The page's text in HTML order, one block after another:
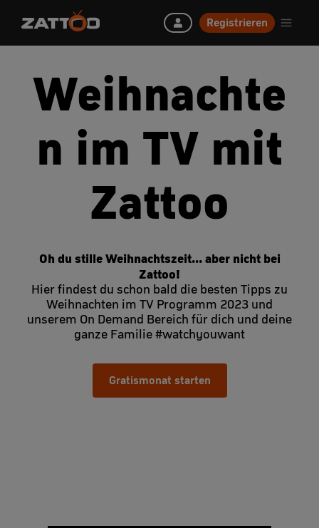
Registrieren
Weihnachte
n im TV mit
Zattoo
Oh du stille Weihnachtszeit... aber nicht bei
Zattoo!
Hier findest du schon bald die besten Tipps zu
Weihnachten im TV Programm 2023 und
unserem On Demand Bereich für dich und deine
ganze Familie #watchyouwant
Gratismonat starten